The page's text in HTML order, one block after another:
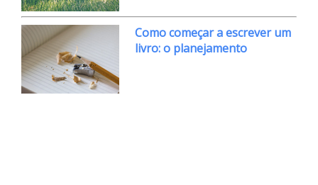
Como começar a escrever um
livro: o planejamento